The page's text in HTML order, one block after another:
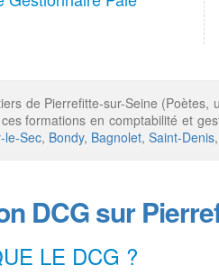
de Pierrefitte-sur-Seine (Poètes,
formations en comptabilité et
le-Sec, Bondy, Bagnolet, Saint-Denis,
DCG sur
LE DCG ?